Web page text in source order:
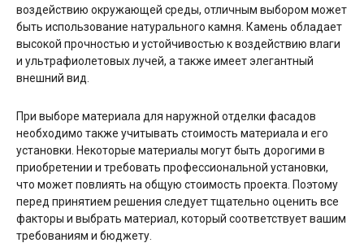
воздействию окружающей среды, отличным выбором может
быть использование натурального камня. Камень обладает
высокой прочностью и устойчивостью к воздействию влаги
и ультрафиолетовых лучей, а также имеет элегантный
внешний вид.
При выборе материала для наружной отделки фасадов
необходимо также учитывать стоимость материала и его
установки. Некоторые материалы могут быть дорогими в
приобретении и требовать профессиональной установки,
что может повлиять на общую стоимость проекта. Поэтому
перед принятием решения следует тщательно оценить все
факторы и выбрать материал, который соответствует вашим
требованиям и бюджету.